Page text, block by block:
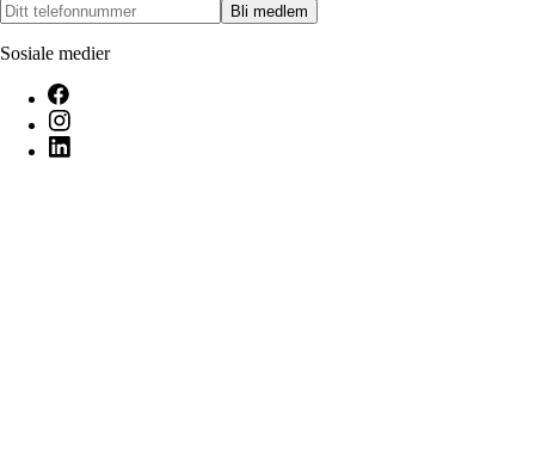
Bli medlem
Sosiale medier